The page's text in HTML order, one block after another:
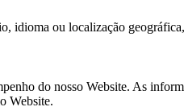
idioma ou localização
do nosso Website. As
Website.